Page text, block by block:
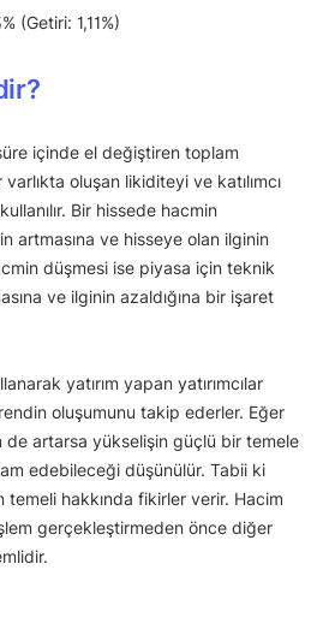
(Getiri: 1,11%)
içinde el değiştiren toplam
oluşan likiditeyi ve katılımcı
Bir hissede hacmin
artmasına ve hisseye olan ilginin
düşmesi ise piyasa için teknik
ve ilginin azaldığına bir işaret
yatırım yapan yatırımcılar
oluşumunu takip ederler. Eğer
artarsa yükselişin güçlü bir temele
edebileceği düşünülür. Tabii ki
temeli hakkında fikirler verir. Hacim
gerçekleştirmeden önce diğer